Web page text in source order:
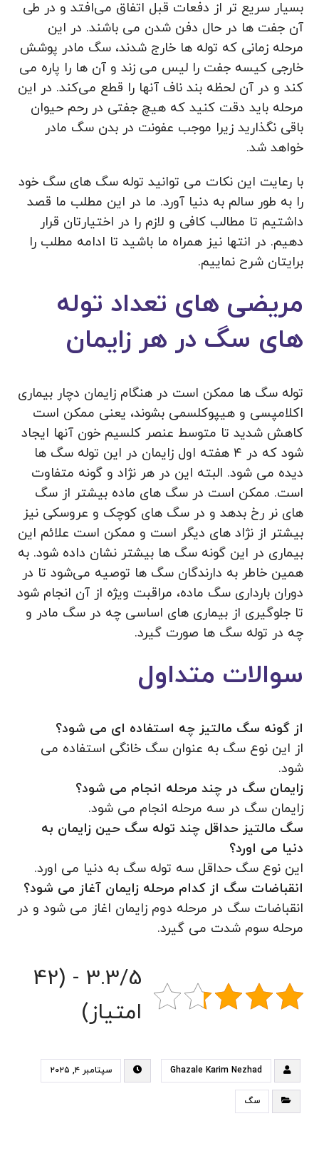
بسیار سریع تر از دفعات قبل اتفاق می‌افتد و در طی
آن جفت ها در حال دفن شدن می باشند. در این
مرحله زمانی که توله ها خارج شدند، سگ مادر پوشش
خارجی کیسه جفت را لیس می زند و آن ها را پاره می
کند و در آن لحظه بند ناف آنها را قطع می‌کند. در این
مرحله باید دقت کنید که هیچ جفتی در رحم حیوان
باقی نگذارید زیرا موجب عفونت در بدن سگ مادر
خواهد شد.
با رعایت این نکات می توانید توله سگ های سگ خود
را به طور سالم به دنیا آورد. ما در این مطلب ما قصد
داشتیم تا مطالب کافی و لازم را در اختیارتان قرار
دهیم. در انتها نیز همراه ما باشید تا ادامه مطلب را
برایتان شرح نماییم.
مریضی های تعداد توله
های سگ در هر زایمان
توله سگ ها ممکن است در هنگام زایمان دچار بیماری
اکلامپسی و هیپوکلسمی بشوند، یعنی ممکن است
کاهش شدید تا متوسط عنصر کلسیم خون آنها ایجاد
شود که در ۴ هفته اول زایمان در این توله سگ ها
دیده می شود. البته این در هر نژاد و گونه متفاوت
است. ممکن است در سگ های ماده بیشتر از سگ
های نر رخ بدهد و در سگ های کوچک و عروسکی نیز
بیشتر از نژاد های دیگر است و ممکن است علائم این
بیماری در این گونه سگ ها بیشتر نشان داده شود. به
همین خاطر به دارندگان سگ ها توصیه می‌شود تا در
دوران بارداری سگ ماده، مراقبت ویژه از آن انجام شود
تا جلوگیری از بیماری های اساسی چه در سگ مادر و
چه در توله سگ ها صورت گیرد.
سوالات متداول
از گونه سگ مالتیز چه استفاده ای می شود؟
از این نوع سگ به عنوان سگ خانگی استفاده می
شود.
زایمان سگ در چند مرحله انجام می شود؟
زایمان سگ در سه مرحله انجام می شود.
سگ مالتیز حداقل چند توله سگ حین زایمان به
دنیا می اورد؟
این نوع سگ حداقل سه توله سگ به دنیا می اورد.
انقباضات سگ از کدام مرحله زایمان آغاز می شود؟
انقباضات سگ در مرحله دوم زایمان اغاز می شود و در
مرحله سوم شدت می گیرد.
3.3/5 - (42
امتیاز)
Ghazale Karim Nezhad سپتامبر ۴, ۲۰۲۵
سگ